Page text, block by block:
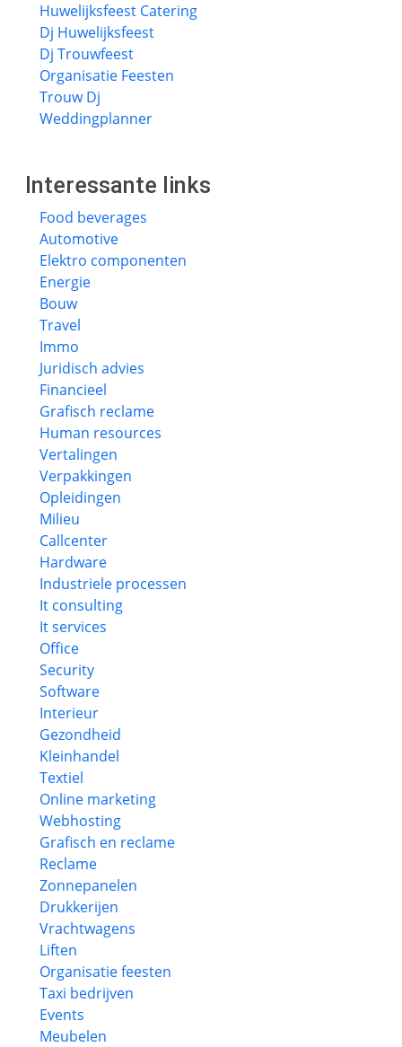
Huwelijksfeest Catering
Dj Huwelijksfeest
Dj Trouwfeest
Organisatie Feesten
Trouw Dj
Weddingplanner
Interessante links
Food beverages
Automotive
Elektro componenten
Energie
Bouw
Travel
Immo
Juridisch advies
Financieel
Grafisch reclame
Human resources
Vertalingen
Verpakkingen
Opleidingen
Milieu
Callcenter
Hardware
Industriele processen
It consulting
It services
Office
Security
Software
Interieur
Gezondheid
Kleinhandel
Textiel
Online marketing
Webhosting
Grafisch en reclame
Reclame
Zonnepanelen
Drukkerijen
Vrachtwagens
Liften
Organisatie feesten
Taxi bedrijven
Events
Meubelen